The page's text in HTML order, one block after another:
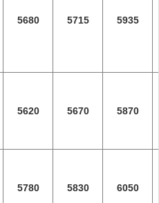
5680 5715 5935
5620 5670 5870
5780 5830 6050